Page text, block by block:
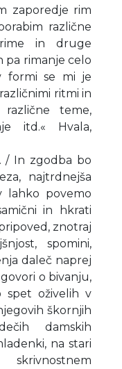
zaporedje rim
različne
in druge
pa rimanje celo
formi se mi je
ritmi in
različne teme,
itd.« Hvala,
/ In zgodba bo
najtrdnejša
lahko povemo
in hkrati
znotraj
spomini,
daleč naprej
o bivanju,
spet oživelih v
škornjih
damskih
na stari